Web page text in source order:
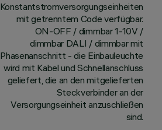
Konstantstromversorgungseinheiten
mit getrenntem Code verfügbar.
ON-OFF / dimmbar 1-10V /
dimmbar DALI / dimmbar mit
Phasenanschnitt - die Einbauleuchte
wird mit Kabel und Schnellanschluss
geliefert, die an den mitgelieferten
Steckverbinder an der
Versorgungseinheit anzuschließen
sind.